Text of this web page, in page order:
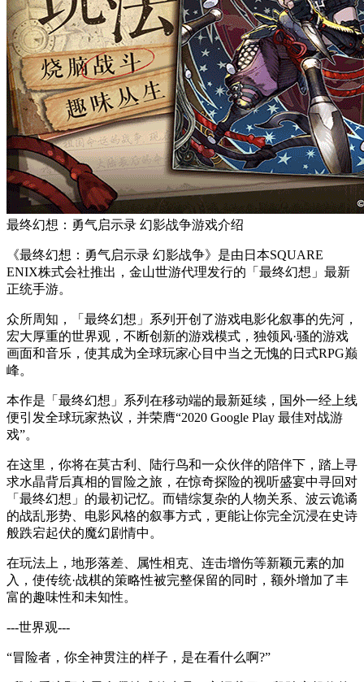
最终幻想：勇气启示录 幻影战争游戏介绍
《最终幻想：勇气启示录 幻影战争》是由日本SQUARE
ENIX株式会社推出，金山世游代理发行的「最终幻想」最新
正统手游。
众所周知，「最终幻想」系列开创了游戏电影化叙事的先河，
宏大厚重的世界观，不断创新的游戏模式，独领风·骚的游戏
画面和音乐，使其成为全球玩家心目中当之无愧的日式RPG巅
峰。
本作是「最终幻想」系列在移动端的最新延续，国外一经上线
便引发全球玩家热议，并荣膺“2020 Google Play 最佳对战游
戏”。
在这里，你将在莫古利、陆行鸟和一众伙伴的陪伴下，踏上寻
求水晶背后真相的冒险之旅，在惊奇探险的视听盛宴中寻回对
「最终幻想」的最初记忆。而错综复杂的人物关系、波云诡谲
的战乱形势、电影风格的叙事方式，更能让你完全沉浸在史诗
般跌宕起伏的魔幻剧情中。
在玩法上，地形落差、属性相克、连击增伤等新颖元素的加
入，使传统·战棋的策略性被完整保留的同时，额外增加了丰
富的趣味性和未知性。
---世界观---
“冒险者，你全神贯注的样子，是在看什么啊?”